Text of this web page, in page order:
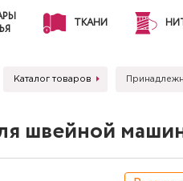
ТКАНИ
Каталог товаров
швейной